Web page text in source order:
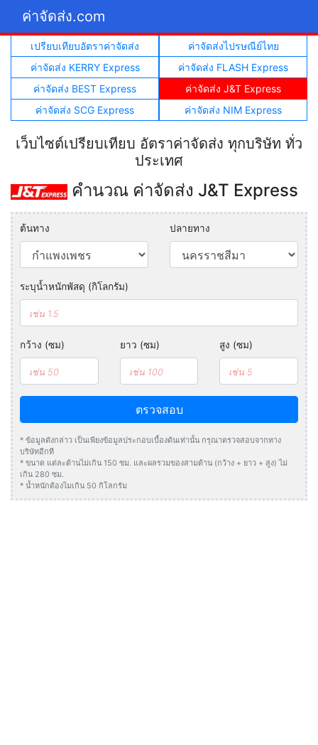
ค่าจัดส่ง.com
เปรียบเทียบอัตราค่าจัดส่ง
ค่าจัดส่งไปรษณีย์ไทย
ค่าจัดส่ง KERRY Express
ค่าจัดส่ง FLASH Express
ค่าจัดส่ง BEST Express
ค่าจัดส่ง J&T Express
ค่าจัดส่ง SCG Express
ค่าจัดส่ง NIM Express
เว็บไซต์เปรียบเทียบ อัตราค่าจัดส่ง ทุกบริษัท ทั่ว
ประเทศ
คำนวณ ค่าจัดส่ง J&T Express
ต้นทาง ปลายทาง
ระบุน้ำหนักพัสดุ (กิโลกรัม)
กว้าง (ซม) ยาว (ซม) สูง (ซม)
ตรวจสอบ
* ข้อมูลดังกล่าว เป็นเพียงข้อมูลประกอบเบื้องต้นเท่านั้น กรุณาตรวจสอบจากทาง
บริษัทอีกที
* ขนาด แต่ละด้านไม่เกิน 150 ซม. และผลรวมของสามด้าน (กว้าง + ยาว + สูง) ไม่
เกิน 280 ซม.
* น้ำหนักต้องไมเกิน 50 กิโลกรัม